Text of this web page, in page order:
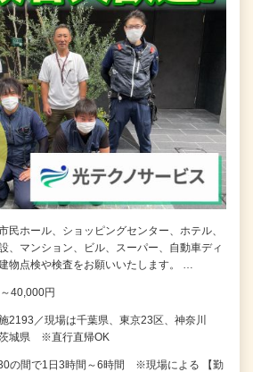
民ホール、ショッピングセンター、ホテル、
、マンション、ビル、スーパー、自動車ディ
物点検や検査をお願いいたします。 …
40,000円
2193／現場は千葉県、東京23区、神奈川
城県 ※直行直帰OK
の間で1日3時間～6時間 ※現場による 【勤